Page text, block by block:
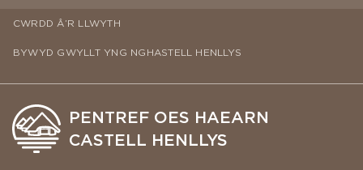
CWRDD Â’R LLWYTH
BYWYD GWYLLT YNG NGHASTELL HENLLYS
PENTREF OES HAEARN
CASTELL HENLLYS